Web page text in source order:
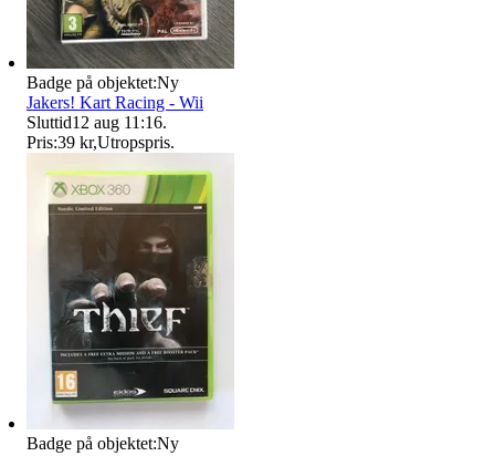
Badge på objektet:Ny
Jakers! Kart Racing - Wii
Sluttid12 aug 11:16.
Pris:39 kr,Utropspris.
Badge på objektet:Ny